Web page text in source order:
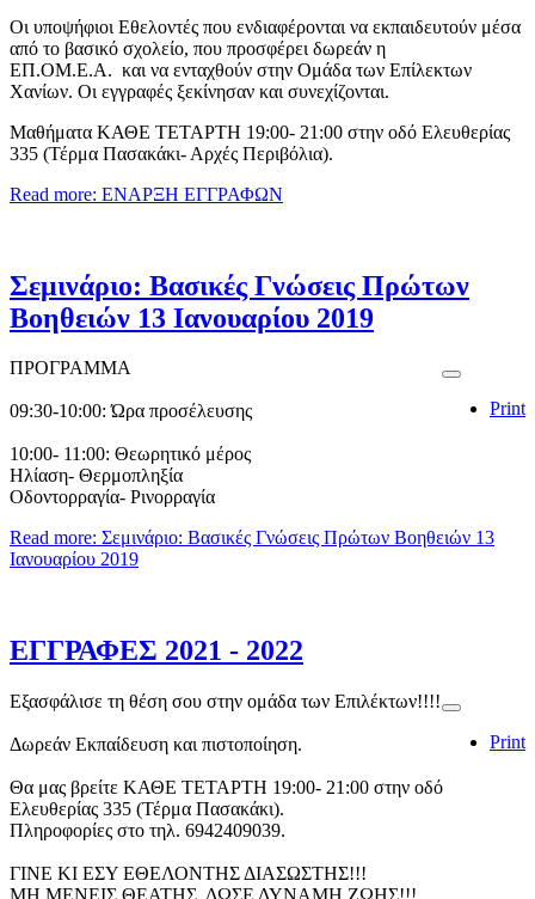
Οι υποψήφιοι Εθελοντές που ενδιαφέρονται να εκπαιδευτούν μέσα
από το βασικό σχολείο, που προσφέρει δωρεάν η
ΕΠ.ΟΜ.Ε.Α. και να ενταχθούν στην Ομάδα των Επίλεκτων
Χανίων. Οι εγγραφές ξεκίνησαν και συνεχίζονται.
Μαθήματα ΚΑΘΕ ΤΕΤΑΡΤΗ 19:00- 21:00 στην οδό Ελευθερίας
335 (Τέρμα Πασακάκι- Αρχές Περιβόλια).
Read more: ΕΝΑΡΞΗ ΕΓΓΡΑΦΩΝ
Σεμινάριο: Βασικές Γνώσεις Πρώτων
Βοηθειών 13 Ιανουαρίου 2019
Print
ΠΡΟΓΡΑΜΜΑ
09:30-10:00: Ώρα προσέλευσης
10:00- 11:00: Θεωρητικό μέρος
Ηλίαση- Θερμοπληξία
Οδοντορραγία- Ρινορραγία
Read more: Σεμινάριο: Βασικές Γνώσεις Πρώτων Βοηθειών 13
Ιανουαρίου 2019
ΕΓΓΡΑΦΕΣ 2021 - 2022
Print
Εξασφάλισε τη θέση σου στην ομάδα των Επιλέκτων!!!!
Δωρεάν Εκπαίδευση και πιστοποίηση.
Θα μας βρείτε ΚΑΘΕ ΤΕΤΑΡΤΗ 19:00- 21:00 στην οδό
Ελευθερίας 335 (Τέρμα Πασακάκι).
Πληροφορίες στο τηλ. 6942409039.
ΓΙΝΕ ΚΙ ΕΣΥ ΕΘΕΛΟΝΤΗΣ ΔΙΑΣΩΣΤΗΣ!!!